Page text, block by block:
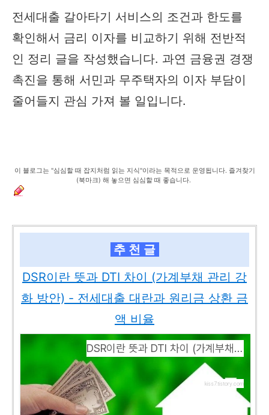
전세대출 갈아타기 서비스의 조건과 한도를
확인해서 금리 이자를 비교하기 위해 전반적
인 정리 글을 작성했습니다. 과연 금융권 경쟁
촉진을 통해 서민과 무주택자의 이자 부담이
줄어들지 관심 가져 볼 일입니다.
이 블로그는 "심심할 때 잡지처럼 읽는 지식"이라는 목적으로 운영됩니다. 즐겨찾기
(북마크) 해 놓으면 심심할 때 좋습니다.
추 천 글
DSR이란 뜻과 DTI 차이 (가계부채 관리 강
화 방안) - 전세대출 대란과 원리금 상환 금
액 비율
DSR이란 뜻과 DTI 차이 (가계부채 관리 강화 방안) - 전세대출 대란과 원리금 상환 금액 비율
kiss7.tistory.com